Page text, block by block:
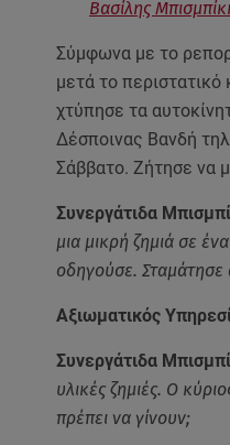
Βασίλης
Σύμφωνα με το
μετά το
χτύπησε τα
Δέσποινας Βανδή
Σάββατο. Ζήτησε να
Συνεργάτιδα
μια μικρή ζημιά σε
οδηγούσε. Σταμάτησε
Αξιωματικός
Συνεργάτιδα
υλικές ζημιές. Ο
πρέπει να γίνουν;